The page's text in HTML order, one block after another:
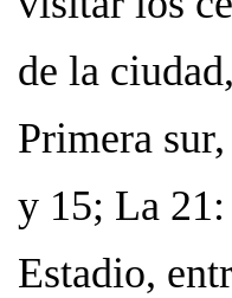
de la
Primera
y 15; La
Estadio,